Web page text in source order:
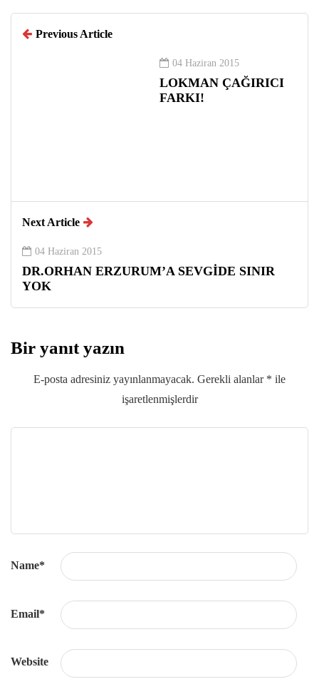
Previous Article
04 Haziran 2015
LOKMAN ÇAĞIRICI
FARKI!
Next Article
04 Haziran 2015
DR.ORHAN ERZURUM’A SEVGİDE SINIR
YOK
Bir yanıt yazın
E-posta adresiniz yayınlanmayacak. Gerekli alanlar * ile
işaretlenmişlerdir
Name*
Email*
Website